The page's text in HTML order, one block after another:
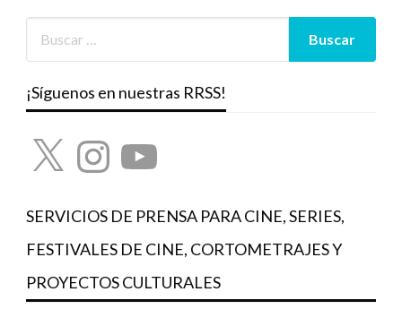
¡Síguenos en nuestras RRSS!
X InstagramYouTube
SERVICIOS DE PRENSA PARA CINE, SERIES,
FESTIVALES DE CINE, CORTOMETRAJES Y
PROYECTOS CULTURALES